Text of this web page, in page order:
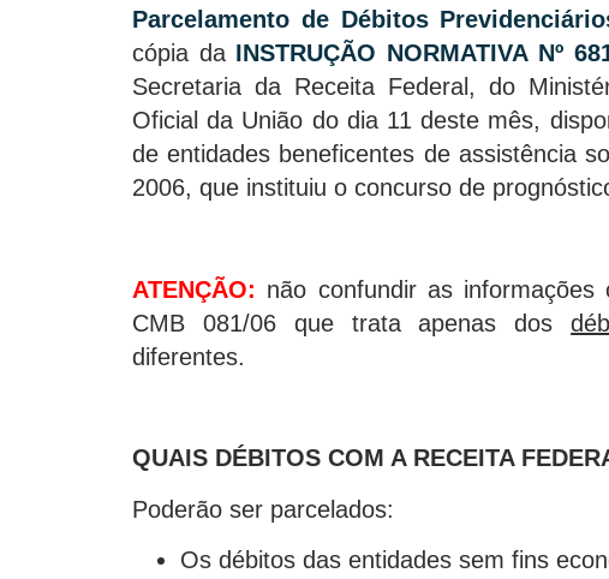
Parcelamento de Débitos
cópia da INSTRUÇÃO NORMATIVA Nº
Secretaria da Receita Federal, do
Oficial da União do dia 11 deste mês,
de entidades beneficentes de assistência
2006, que instituiu o concurso de
ATENÇÃO: não confundir as
CMB 081/06 que trata apenas dos
diferentes.
QUAIS DÉBITOS COM A RECEITA
Poderão ser parcelados:
Os débitos das entidades sem fins